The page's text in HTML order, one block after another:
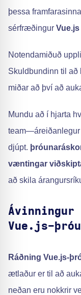
þessa
sérfræðingur
Notendamiðuð
Skuldbundinn til að
miðar að því að
Mundu að í hjarta
team—áreiðanlegur
djúpt.
væntingar
að skila
Vue.js-
Ráðning Vue.js-
ætlaður er til að
neðan eru nokkrir